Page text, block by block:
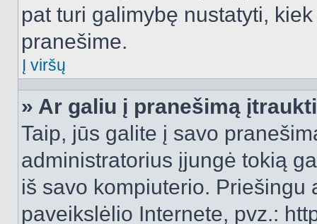
pat turi galimybę nustatyti,
pranešime.
Į viršų
» Ar galiu į pranešimą
Taip, jūs galite į savo
administratorius įjungė tokią
iš savo kompiuterio.
paveikslėlio Internete, pvz.: